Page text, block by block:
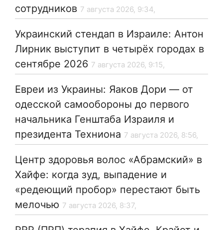
сотрудников 7 августа 2026, 9:34,
Украинский стендап в Израиле: Антон
Лирник выступит в четырёх городах в
сентябре 2026 7 августа 2026, 9:15,
Евреи из Украины: Яаков Дори — от
одесской самообороны до первого
начальника Генштаба Израиля и
президента Техниона 7 августа 2026, 8:56,
Центр здоровья волос «Абрaмский» в
Хайфе: когда зуд, выпадение и
«редеющий пробор» перестают быть
мелочью 7 августа 2026, 8:37,